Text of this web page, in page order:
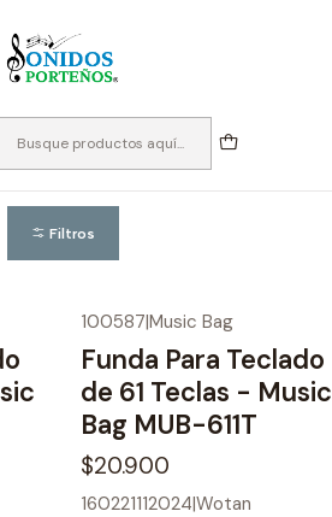
Fundas para Teclado
para Teclado
Filtros
100587|Music Bag
Funda Para Teclado
de 61 Teclas - Music
Bag MUB-611T
$20.900
160221112024|Wotan